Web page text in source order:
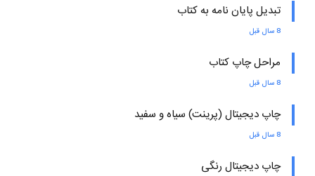
تبدیل پایان نامه به کتاب
8 سال قبل
مراحل چاپ کتاب
8 سال قبل
چاپ دیجیتال (پرینت) سیاه و سفید
8 سال قبل
چاپ دیجیتال رنگی